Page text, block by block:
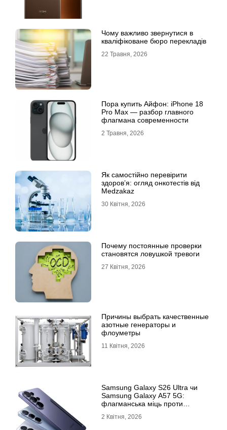
Чому важливо звернутися в
кваліфіковане бюро перекладів
22 Травня, 2026
Пора купить Айфон: iPhone 18
Pro Max — разбор главного
флагмана современности
2 Травня, 2026
Як самостійно перевірити
здоров’я: огляд онкотестів від
Medzakaz
30 Квітня, 2026
Почему постоянные проверки
становятся ловушкой тревоги
27 Квітня, 2026
Причины выбрать качественные
азотные генераторы и
флоуметры
11 Квітня, 2026
Samsung Galaxy S26 Ultra чи
Samsung Galaxy A57 5G:
флагманська міць проти
2 Квітня, 2026